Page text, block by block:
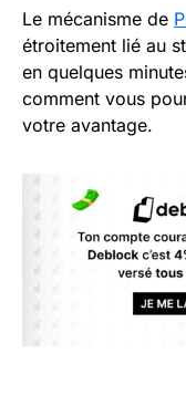
Le mécanisme de
étroitement lié au
en quelques
comment vous
votre avantage.